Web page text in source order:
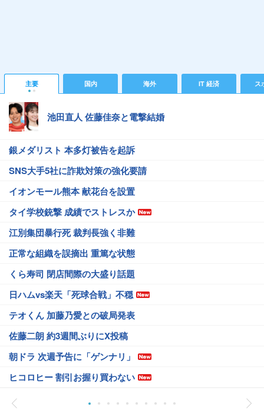
主要 国内 海外 IT 経済 ス
池田直人 佐藤佳奈と電撃結婚
銀メダリスト 本多灯被告を起訴
SNS大手5社に詐欺対策の強化要請
イオンモール熊本 献花台を設置
タイ学校銃撃 成績でストレスか
江別集団暴行死 裁判長強く非難
正常な組織を誤摘出 重篤な状態
くら寿司 閉店間際の大盛り話題
日ハムvs楽天「死球合戦」不穏
テオくん 加藤乃愛との破局発表
佐藤二朗 約3週間ぶりにX投稿
朝ドラ 次週予告に「ゲンナリ」
ヒコロヒー 割引お握り買わない